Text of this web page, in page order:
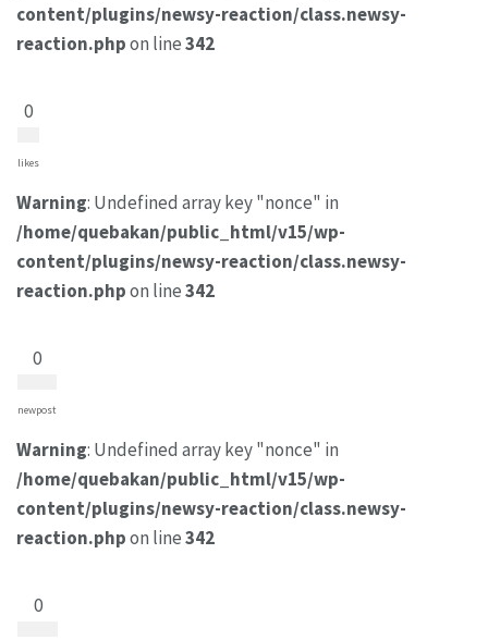
content/plugins/newsy-reaction/class.newsy-
reaction.phpon line342
0
likes
Warning: Undefined array key "nonce" in
/home/quebakan/public_html/v15/wp-
content/plugins/newsy-reaction/class.newsy-
reaction.phpon line342
0
newpost
Warning: Undefined array key "nonce" in
/home/quebakan/public_html/v15/wp-
content/plugins/newsy-reaction/class.newsy-
reaction.phpon line342
0